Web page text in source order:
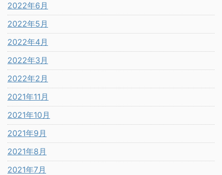
2022年6月
2022年5月
2022年4月
2022年3月
2022年2月
2021年11月
2021年10月
2021年9月
2021年8月
2021年7月